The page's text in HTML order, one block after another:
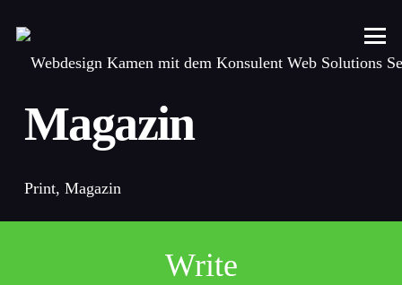
Magazin
Print, Magazin
Write